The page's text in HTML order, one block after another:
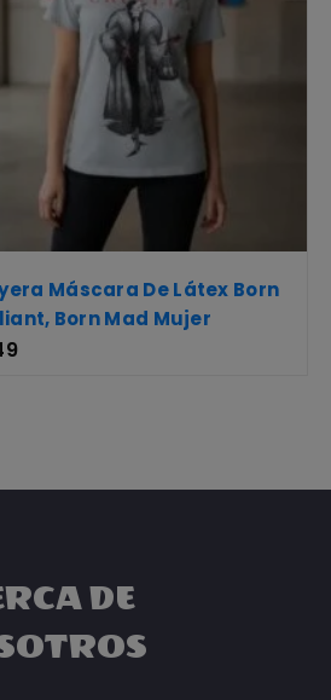
Máscara De Látex Born
Born Mad Mujer
DE